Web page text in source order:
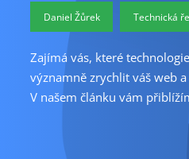
Daniel Žůrek Technická
Zajímá vás, které
významně zrychlit váš web
V našem článku vám